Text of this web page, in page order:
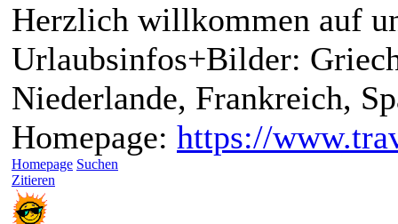
Herzlich willkommen auf
Urlaubsinfos+Bilder:
Niederlande, Frankreich,
Homepage: https://
Homepage Suchen
Zitieren